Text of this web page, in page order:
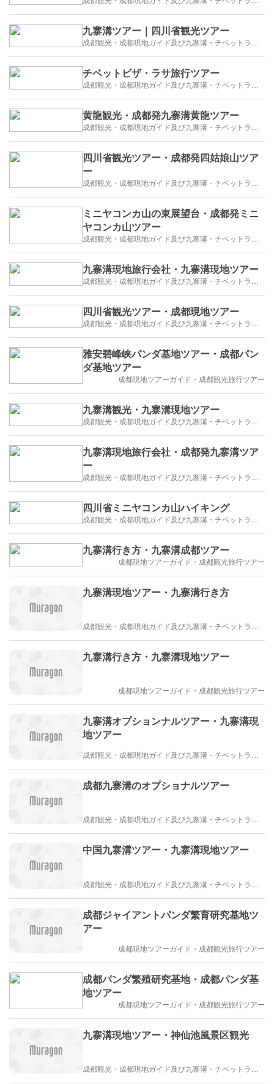
九寨溝ツアー｜四川省観光ツアー
チベットビザ・ラサ旅行ツアー
黄龍観光・成都発九寨溝黄龍ツアー
四川省観光ツアー・成都発四姑娘山ツア
ー
ミニヤコンカ山の東展望台・成都発ミニ
ヤコンカ山ツアー
九寨溝現地旅行会社・九寨溝現地ツアー
四川省観光ツアー・成都現地ツアー
雅安碧峰峡パンダ基地ツアー・成都パン
ダ基地ツアー
成都現地ツアーガイド・成都観光旅行ツアー
九寨溝観光・九寨溝現地ツアー
九寨溝現地旅行会社・成都発九寨溝ツア
ー
四川省ミニヤコンカ山ハイキング
九寨溝行き方・九寨溝成都ツアー
成都現地ツアーガイド・成都観光旅行ツアー
九寨溝現地ツアー・九寨溝行き方
九寨溝行き方・九寨溝現地ツアー
成都現地ツアーガイド・成都観光旅行ツアー
九寨溝オプションナルツアー・九寨溝現
地ツアー
成都九寨溝のオプショナルツアー
成都観光・成都現地ガイド及び九寨溝・チベットラサ観光紹介
中国九寨溝ツアー・九寨溝現地ツアー
成都ジャイアントパンダ繁育研究基地ツ
アー
成都現地ツアーガイド・成都観光旅行ツアー
成都パンダ繁殖研究基地・成都パンダ基
地ツアー
成都現地ツアーガイド・成都観光旅行ツアー
九寨溝現地ツアー・神仙池風景区観光